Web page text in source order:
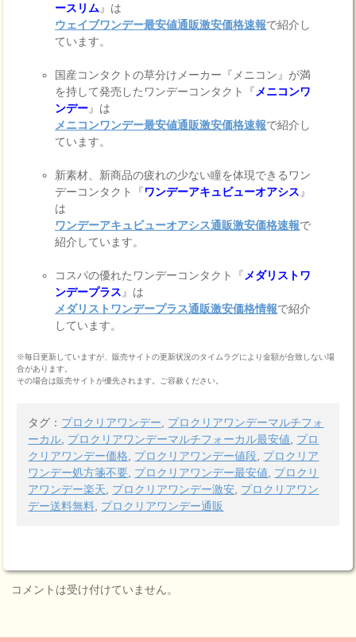
ースリム 』は
ウェイブワンデー最安値通販激安価格速報で紹介し
ています。
国産コンタクトの草分けメーカー『メニコン』が満
を持して発売したワンデーコンタクト『 メニコンワ
ンデー』は
メニコンワンデー最安値通販激安価格速報で紹介し
ています。
新素材、新商品の疲れの少ない瞳を体現できるワン
デーコンタクト『ワンデーアキュビューオアシス 』
は
ワンデーアキュビューオアシス通販激安価格速報で
紹介しています。
コスパの優れたワンデーコンタクト『 メダリストワ
ンデープラス 』は
メダリストワンデープラス通販激安価格情報で紹介
しています。
※毎日更新していますが、販売サイトの更新状況のタイムラグにより金額が合致しない場
合があります。
その場合は販売サイトが優先されます。ご容赦ください。
タグ： プロクリアワンデー
プロクリアワンデーマルチフォ
ーカル プロクリアワンデーマルチフォーカル最安値
プロ
クリアワンデー価格
プロクリアワンデー値段 プロクリア
ワンデー処方箋不要 プロクリアワンデー最安値
プロクリ
アワンデー楽天
プロクリアワンデー激安 プロクリアワン
デー送料無料 プロクリアワンデー通販
コメントは受け付けていません。